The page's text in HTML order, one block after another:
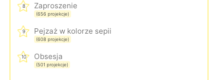
8 Zaproszenie
(656 projekcje)
9 Pejzaż w kolorze sepii
(608 projekcje)
10 Obsesja
(501 projekcje)